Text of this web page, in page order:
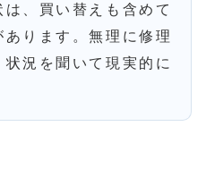
、買い替えも含めて
ります。無理に修理
況を聞いて現実的に